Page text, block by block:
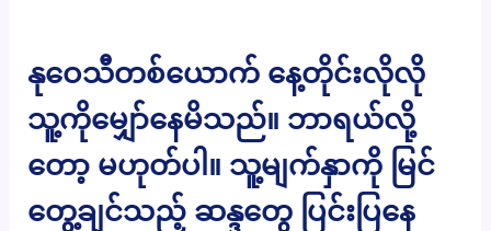
နုဝေသီတစ်ယောက် နေ့တိုင်းလိုလို
သူ့ကိုမျှော်နေမိသည်။ ဘာရယ်လို့
တော့ မဟုတ်ပါ။ သူ့မျက်နှာကို မြင်
တွေ့ချင်သည့် ဆန္ဒတွေ ပြင်းပြနေ